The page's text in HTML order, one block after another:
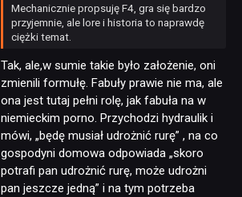
JUŻ GRALIŚMY
SKLEP
Mechanicznie propsuję F4, gra się bardzo
przyjemnie, ale lore i historia to naprawdę
ciężki temat.
Tak, ale,w sumie takie było założenie, oni
zmienili formułę. Fabuły prawie nie ma, ale
ona jest tutaj pełni rolę, jak fabuła na w
niemieckim porno. Przychodzi hydraulik i
mówi, „będę musiał udrożnić rurę” , na co
gospodyni domowa odpowiada „skoro
potrafi pan udrożnić rurę, może udrożni
pan jeszcze jedną” i na tym potrzeba